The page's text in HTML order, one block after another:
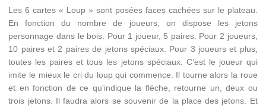
Les 6 cartes « Loup » sont posées faces cachées sur le plateau.
En fonction du nombre de joueurs, on dispose les jetons
personnage dans le bois. Pour 1 joueur, 5 paires. Pour 2 joueurs,
10 paires et 2 paires de jetons spéciaux. Pour 3 joueurs et plus,
toutes les paires et tous les jetons spéciaux. C’est le joueur qui
imite le mieux le cri du loup qui commence. Il tourne alors la roue
et en fonction de ce qu’indique la flèche, retourne un, deux ou
trois jetons. Il faudra alors se souvenir de la place des jetons. Et